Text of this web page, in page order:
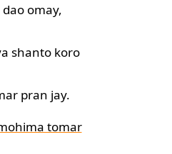
omay,
shanto koro
pran jay.
tomar